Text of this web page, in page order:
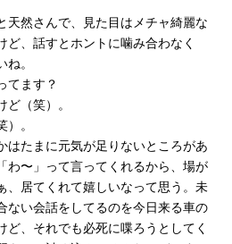
天然さんで、見た目はメチャ綺麗な
ど、話すとホントに噛み合わなく
。
てます？
ど（笑）。
）。
はたまに元気が足りないところがあ
わ〜」って言ってくれるから、場が
、居てくれて嬉しいなって思う。未
ない会話をしてるのを今日来る車の
ど、それでも必死に喋ろうとしてく